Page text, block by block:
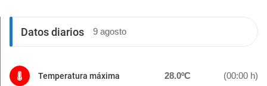
Datos diarios 9 agosto
Temperatura máxima 28.0ºC (00:00 h)